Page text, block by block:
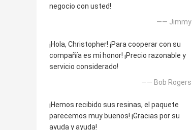
negocio con usted!
—— Jimmy
¡Hola, Christopher! ¡Para cooperar con su
compañía es mi honor! ¡Precio razonable y
servicio considerado!
—— Bob Rogers
¡Hemos recibido sus resinas, el paquete
parecemos muy buenos! ¡Gracias por su
ayuda y ayuda!